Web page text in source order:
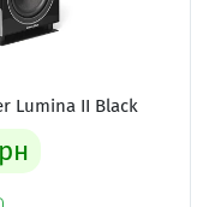
Lumina II Black